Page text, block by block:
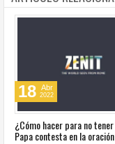
18 Abr
2022
¿Cómo hacer para no
Papa contesta en la